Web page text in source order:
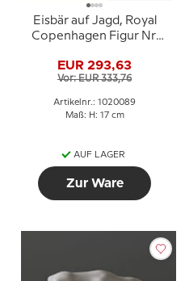
Eisbär auf Jagd, Royal
Copenhagen Figur Nr.
EUR 293,63
Vor: EUR 333,76
Artikelnr.: 1020089
Maß: H: 17 cm
AUF LAGER
Zur Ware